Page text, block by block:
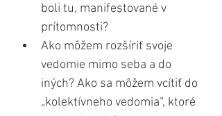
boli tu, manifestované v
prítomnosti?
Ako môžem rozšíriť svoje
vedomie mimo seba a do
iných? Ako sa môžem vcítiť do
„kolektívneho vedomia“, ktoré